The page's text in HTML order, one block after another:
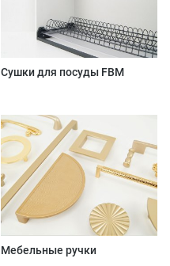
Сушки для посуды FBM
Мебельные ручки